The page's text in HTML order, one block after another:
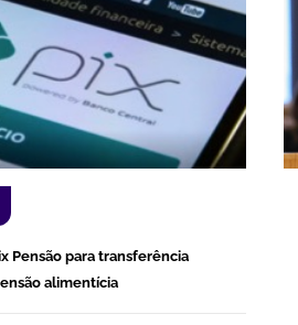
Pensão para transferência
alimentícia